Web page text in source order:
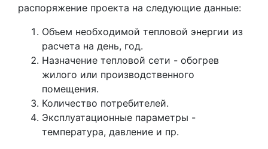
распоряжение проекта на следующие данные:
Объем необходимой тепловой энергии из
расчета на день, год.
Назначение тепловой сети - обогрев
жилого или производственного
помещения.
Количество потребителей.
Эксплуатационные параметры -
температура, давление и пр.